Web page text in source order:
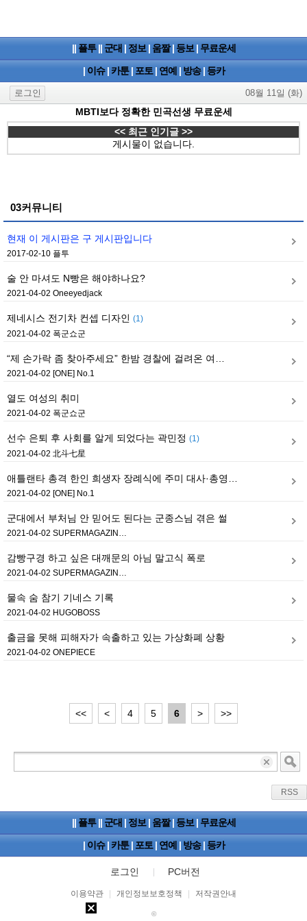
|| 플투 || 군대 | 정보 | 움짤 | 등보 | 무료운세
| 이슈 | 카툰 | 포토 | 연예 | 방송 | 등카
로그인 08월 11일 (화)
MBTI보다 정확한 민곡선생 무료운세
<< 최근 인기글 >>
게시물이 없습니다.
03커뮤니티
현재 이 게시판은 구 게시판입니다
2017-02-10 플투
술 안 마셔도 N빵은 해야하나요?
2021-04-02 Oneeyedjack
제네시스 전기차 컨셉 디자인 (1)
2021-04-02 폭군쇼군
“제 손가락 좀 찾아주세요” 한밤 경찰에 걸려온 여…
2021-04-02 [ONE] No.1
열도 여성의 취미
2021-04-02 폭군쇼군
선수 은퇴 후 사회를 알게 되었다는 곽민정 (1)
2021-04-02 北斗七星
애틀랜타 총격 한인 희생자 장례식에 주미 대사·총영…
2021-04-02 [ONE] No.1
군대에서 부처님 안 믿어도 된다는 군종스님 겪은 썰
2021-04-02 SUPERMAGAZIN…
감빵구경 하고 싶은 대깨문의 아님 말고식 폭로
2021-04-02 SUPERMAGAZIN…
물속 숨 참기 기네스 기록
2021-04-02 HUGOBOSS
출금을 못해 피해자가 속출하고 있는 가상화폐 상황
2021-04-02 ONEPIECE
<< < 4 5 6 > >>
RSS
|| 플투 || 군대 | 정보 | 움짤 | 등보 | 무료운세
| 이슈 | 카툰 | 포토 | 연예 | 방송 | 등카
로그인 PC버전
이용약관 | 개인정보보호정책 | 저작권안내
©